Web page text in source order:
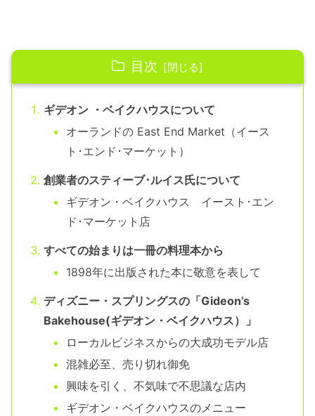
目次
ギデオン ・ベイクハウスについて
オーランドの East End Market（イース
ト･エンド･マーケット）
創業者のスティーブ･ルイス氏について
ギデオン・ベイクハウス イースト･エン
ド･マーケット店
すべての始まりは一冊の料理本から
1898年に出版された本に敬意を表して
ディズニー・スプリングスの「Gideon’s
Bakehouse(ギデオン・ベイクハウス）」
ローカルビジネスからの大成功モデル店
混雑必至、売り切れ御免
興味を引く、不気味で不思議な店内
ギデオン・ベイクハウスのメニュー